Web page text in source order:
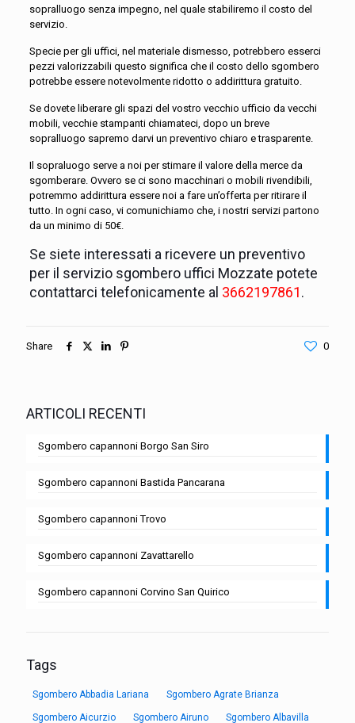
sopralluogo senza impegno, nel quale stabiliremo il costo del
servizio.
Specie per gli uffici, nel materiale dismesso, potrebbero esserci
pezzi valorizzabili questo significa che il costo dello sgombero
potrebbe essere notevolmente ridotto o addirittura gratuito.
Se dovete liberare gli spazi del vostro vecchio ufficio da vecchi
mobili, vecchie stampanti chiamateci, dopo un breve
sopralluogo sapremo darvi un preventivo chiaro e trasparente.
Il sopraluogo serve a noi per stimare il valore della merce da
sgomberare. Ovvero se ci sono macchinari o mobili rivendibili,
potremmo addirittura essere noi a fare un’offerta per ritirare il
tutto. In ogni caso, vi comunichiamo che, i nostri servizi partono
da un minimo di 50€.
Se siete interessati a ricevere un preventivo
per il servizio sgombero uffici Mozzate potete
contattarci telefonicamente al 3662197861.
Share 0
ARTICOLI RECENTI
Sgombero capannoni Borgo San Siro
Sgombero capannoni Bastida Pancarana
Sgombero capannoni Trovo
Sgombero capannoni Zavattarello
Sgombero capannoni Corvino San Quirico
Tags
Sgombero Abbadia Lariana Sgombero Agrate Brianza
Sgombero Aicurzio Sgombero Airuno Sgombero Albavilla